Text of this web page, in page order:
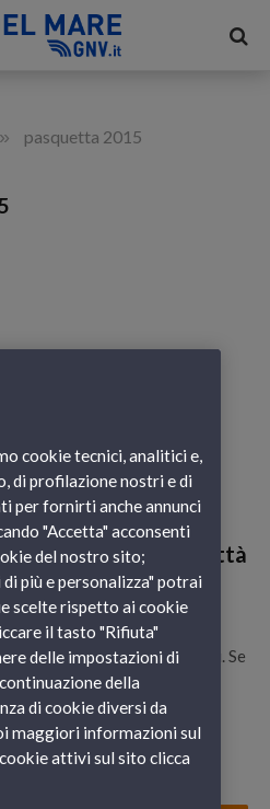
» pasquetta 2015
cosa vedere in città
questi sono gli
Pasquetta 2015 a Napoli. Se
cookie tecnici, analitici e,
di profilazione nostri e di
per fornirti anche annunci
"Accetta" acconsenti
del nostro sito;
di più e personalizza" potrai
scelte rispetto ai cookie
il tasto "Rifiuta"
delle impostazioni di
della
di cookie diversi da
maggiori informazioni sul
attivi sul sito clicca